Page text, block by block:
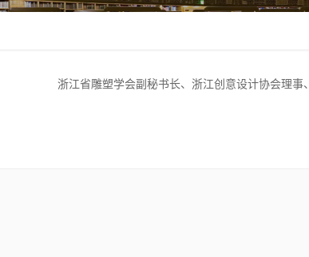
浙江省雕塑学会副秘书长、浙江创意设计协会理